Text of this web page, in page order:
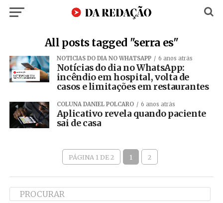
All posts tagged "serra es"
NOTÍCIAS DO DIA NO WHATSAPP 6 anos atrás
Notícias do dia no WhatsApp:
incêndio em hospital, volta de
casos e limitações em restaurantes
COLUNA DANIEL POLCARO 6 anos atrás
Aplicativo revela quando paciente
sai de casa
PÁGINA 1 DE 2 1 2